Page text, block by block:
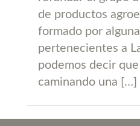
de productos
formado por
pertenecientes a
podemos decir
caminando una […]